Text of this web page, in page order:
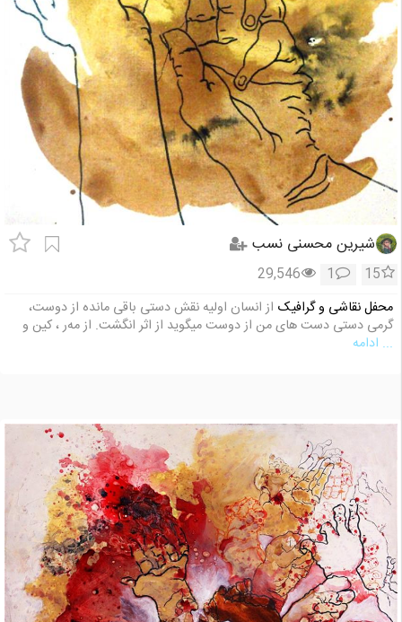
شیرین محسنی نسب
15
1
29,546
محفل نقاشی و گرافیک از انسان اولیه نقش دستی باقی مانده از دوست،
گرمی دستی دست های من از دوست میگوید از اثر انگشت. از مه‌ر ، کین و
... ادامه